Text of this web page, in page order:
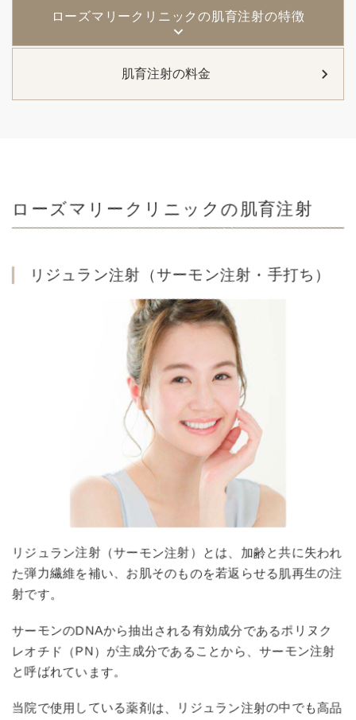
ローズマリークリニックの肌育注射の特徴
肌育注射の料金
ローズマリークリニックの肌育注射
リジュラン注射（サーモン注射・手打ち）
リジュラン注射（サーモン注射）とは、加齢と共に失われ
た弾力繊維を補い、お肌そのものを若返らせる肌再生の注
射です。
サーモンのDNAから抽出される有効成分であるポリヌク
レオチド（PN）が主成分であることから、サーモン注射
と呼ばれています。
当院で使用している薬剤は、リジュラン注射の中でも高品